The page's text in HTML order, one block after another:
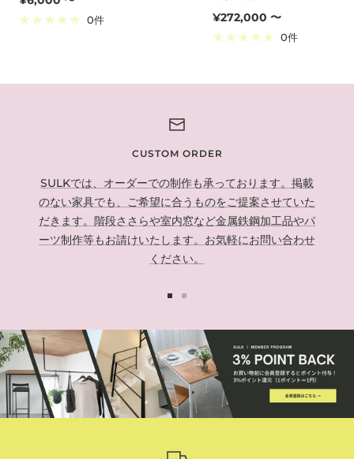
ー
0件
セ
ー
¥272,000 〜
0件
CUSTOM ORDER
SULKでは、オーダーでの制作も承っております。掲載
のない家具でも、ご希望に合うものをご提案させていた
だきます。階段ささらや室内窓など金属鉄鋼加工品やパ
ーツ制作等もお請けいたします。お気軽にお問い合わせ
ください。
ド
に
移
動
イ
ド
に
移
動